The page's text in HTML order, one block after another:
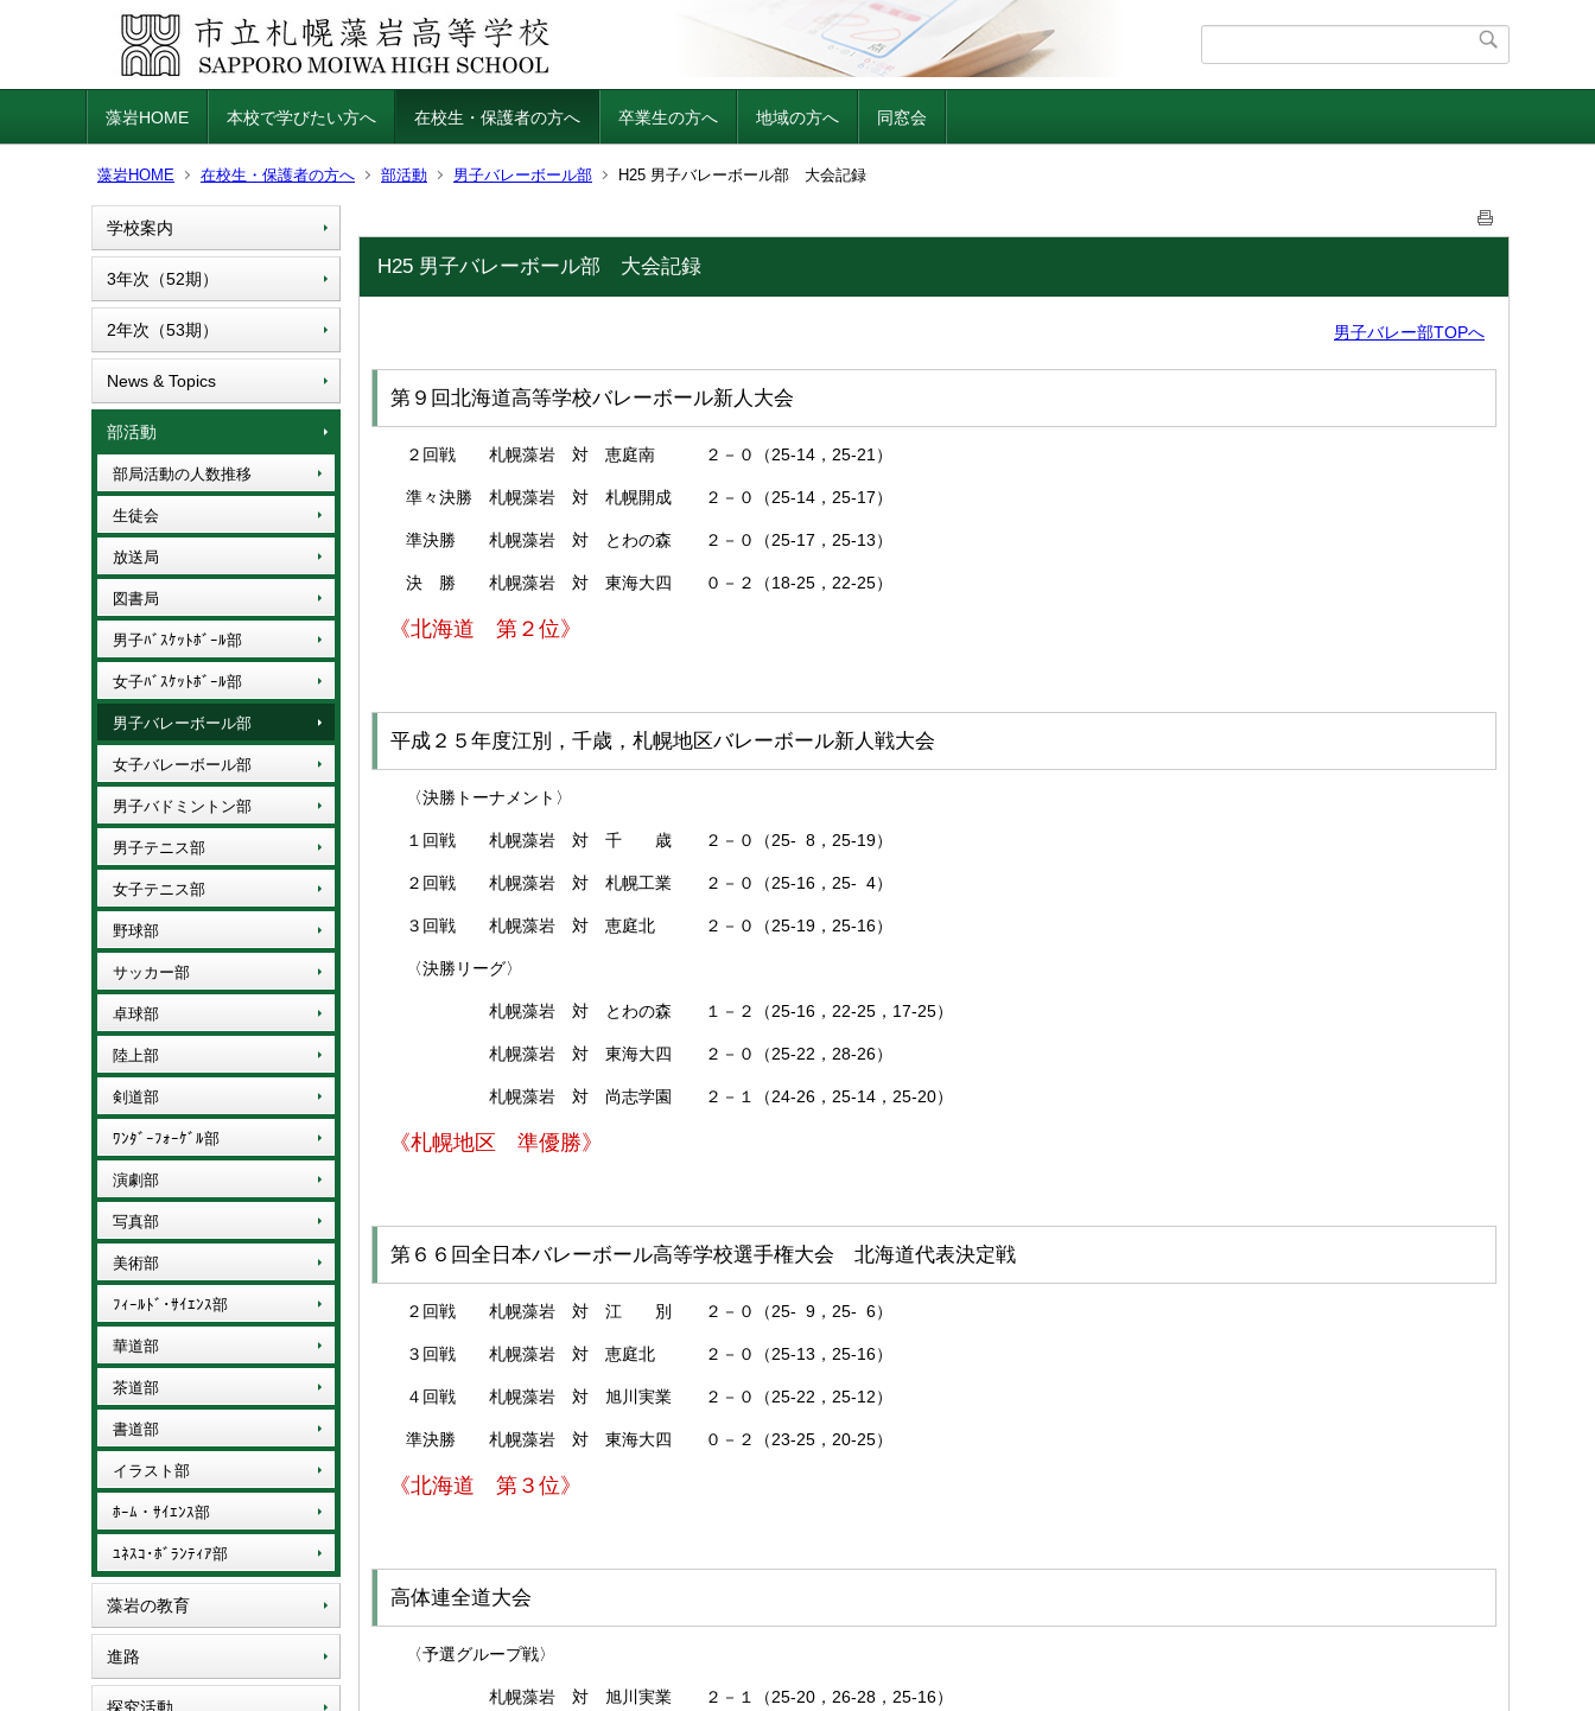
藻岩HOME 本校で学びたい方へ 在校生・保護者の方へ 卒業生の方へ 地域の方へ 同窓会
藻岩HOME 在校生・保護者の方へ 部活動 男子バレーボール部 H25 男子バレーボール部 大会記録
学校案内
3年次（52期）
2年次（53期）
News & Topics
部活動
部局活動の人数推移
生徒会
放送局
図書局
男子ﾊﾞｽｹｯﾄﾎﾞｰﾙ部
女子ﾊﾞｽｹｯﾄﾎﾞｰﾙ部
男子バレーボール部
女子バレーボール部
男子バドミントン部
男子テニス部
女子テニス部
野球部
サッカー部
卓球部
陸上部
剣道部
ﾜﾝﾀﾞｰﾌｫｰｹﾞﾙ部
演劇部
写真部
美術部
ﾌｨｰﾙﾄﾞ･ｻｲｴﾝｽ部
華道部
茶道部
書道部
イラスト部
ﾎｰﾑ・ｻｲｴﾝｽ部
ﾕﾈｽｺ･ﾎﾞﾗﾝﾃｨｱ部
藻岩の教育
進路
H25 男子バレーボール部 大会記録
男子バレー部TOPへ
第９回北海道高等学校バレーボール新人大会
２回戦 札幌藻岩 対 恵庭南 ２－０（25-14，25-21）
準々決勝 札幌藻岩 対 札幌開成 ２－０（25-14，25-17）
準決勝 札幌藻岩 対 とわの森 ２－０（25-17，25-13）
決 勝 札幌藻岩 対 東海大四 ０－２（18-25，22-25）
《北海道 第２位》
平成２５年度江別，千歳，札幌地区バレーボール新人戦大会
〈決勝トーナメント〉
１回戦 札幌藻岩 対 千 歳 ２－０（25- 8，25-19）
２回戦 札幌藻岩 対 札幌工業 ２－０（25-16，25- 4）
３回戦 札幌藻岩 対 恵庭北 ２－０（25-19，25-16）
〈決勝リーグ〉
札幌藻岩 対 とわの森 １－２（25-16，22-25，17-25）
札幌藻岩 対 東海大四 ２－０（25-22，28-26）
札幌藻岩 対 尚志学園 ２－１（24-26，25-14，25-20）
《札幌地区 準優勝》
第６６回全日本バレーボール高等学校選手権大会 北海道代表決定戦
２回戦 札幌藻岩 対 江 別 ２－０（25- 9，25- 6）
３回戦 札幌藻岩 対 恵庭北 ２－０（25-13，25-16）
４回戦 札幌藻岩 対 旭川実業 ２－０（25-22，25-12）
準決勝 札幌藻岩 対 東海大四 ０－２（23-25，20-25）
《北海道 第３位》
高体連全道大会
〈予選グループ戦〉
札幌藻岩 対 旭川実業 ２－１（25-20，26-28，25-16）